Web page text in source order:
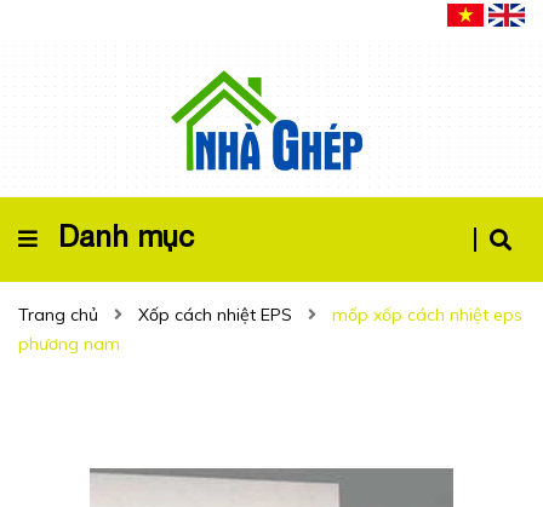
Danh mục
Trang chủ Xốp cách nhiệt EPS
mốp xốp cách nhiệt eps
phương nam